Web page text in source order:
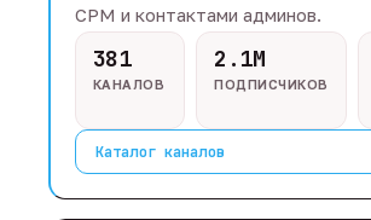
CPM и контактами админов.
381
КАНАЛОВ
2.1M
ПОДПИСЧИКОВ
Каталог каналов